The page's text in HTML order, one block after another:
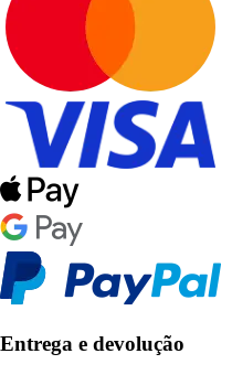
Entrega e devolução